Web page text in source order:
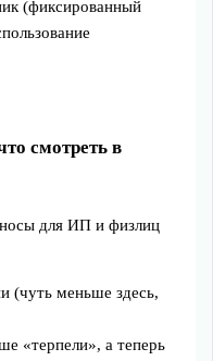
(фиксированный
смотреть в
для ИП и физлиц
(чуть меньше здесь,
«терпели», а теперь